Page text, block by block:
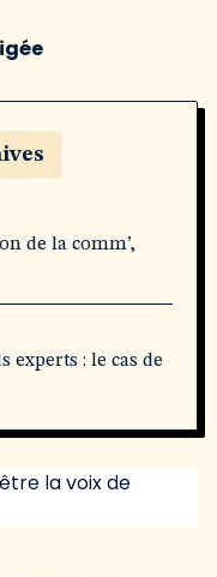
de la comm’,
experts : le cas de